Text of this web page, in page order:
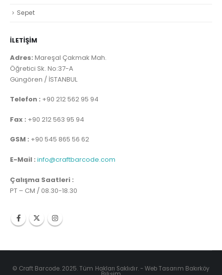
Sepet
İLETİŞİM
Adres: Mareşal Çakmak Mah.
Öğretici Sk. No:37-A
Güngören / İSTANBUL
Telefon : +90 212 562 95 94
Fax : +90 212 563 95 94
GSM : +90 545 865 56 62
E-Mail : info@craftbarcode.com
Çalışma Saatleri :
PT – CM / 08.30-18.30
© Craft Barcode. 2025. Tüm Hakları Saklıdır. -Web Tasarım Bakırköy